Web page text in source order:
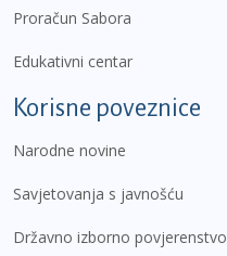
Proračun Sabora
Edukativni centar
Korisne poveznice
Narodne novine
Savjetovanja s javnošću
Državno izborno povjerenstvo